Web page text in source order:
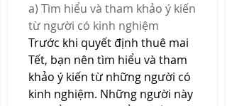
a) Tìm hiểu và tham khảo ý kiến
từ người có kinh nghiệm
Trước khi quyết định thuê mai
Tết, bạn nên tìm hiểu và tham
khảo ý kiến từ những người có
kinh nghiệm. Những người này